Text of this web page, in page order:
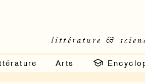
littérature &
Arts